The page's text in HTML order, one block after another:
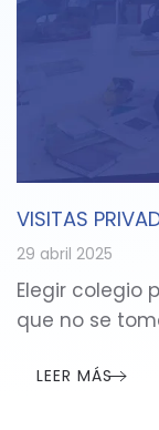
VISITAS
29 abril 2025
Elegir colegio
que no se
LEER MÁS